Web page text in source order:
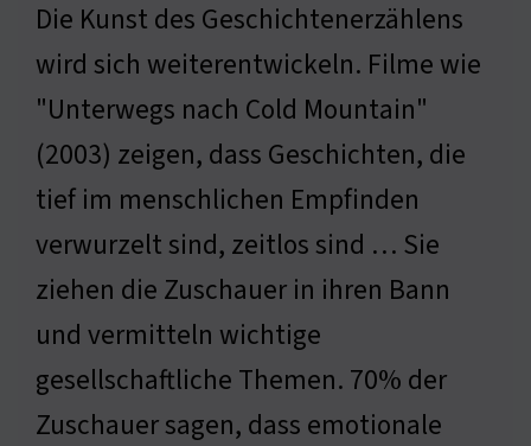
Die Kunst des Geschichtenerzählens
wird sich weiterentwickeln. Filme wie
"Unterwegs nach Cold Mountain"
(2003) zeigen, dass Geschichten, die
tief im menschlichen Empfinden
verwurzelt sind, zeitlos sind … Sie
ziehen die Zuschauer in ihren Bann
und vermitteln wichtige
gesellschaftliche Themen. 70% der
Zuschauer sagen, dass emotionale